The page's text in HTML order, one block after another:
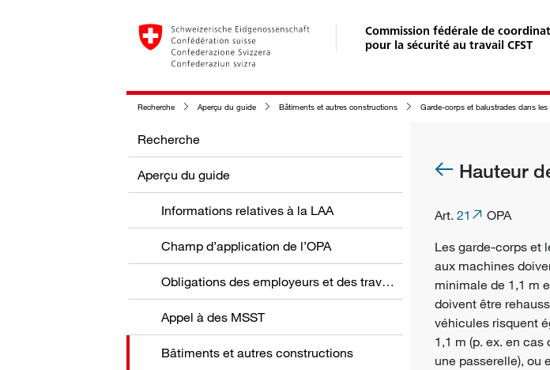
Commission fédérale de
pour la sécurité au travail CFST
Recherche Aperçu du guide Bâtiments et autres constructions Garde-corps et balustrades dans les bâtiments et les autres constructions ainsi que dans leur enceinte
Recherche
Aperçu du guide
Informations relatives à la LAA
Champ d’application de l’OPA
Obligations des employeurs et des travailleurs
Appel à des MSST
Bâtiments et autres constructions
Hauteur
Art. 21
OPA
Les garde-corps et
aux machines
minimale de 1,1 m
doivent être
véhicules risquent
1,1 m (p. ex. en
une passerelle), ou